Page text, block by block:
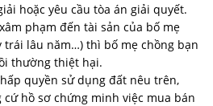
hoặc yêu cầu tòa án giải quyết.
phạm đến tài sản của bố mẹ
trái lâu năm…) thì bố mẹ chồng bạn
thường thiệt hại.
quyền sử dụng đất nêu trên,
cứ hồ sơ chứng minh việc mua bán